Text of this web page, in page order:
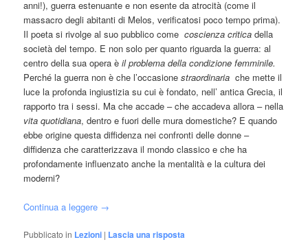
anni!), guerra estenuante e non esente da atrocità (come il
massacro degli abitanti di Melos, verificatosi poco tempo prima).
Il poeta si rivolge al suo pubblico comecoscienza critica della
società del tempo. E non solo per quanto riguarda la guerra: al
centro della sua opera èil problema della condizione femminile.
Perché la guerra non è che l’occasionestraordinaria che mette il
luce la profonda ingiustizia su cui è fondato, nell’ antica Grecia, il
rapporto tra i sessi. Ma che accade – che accadeva allora – nella
vita quotidiana, dentro e fuori delle mura domestiche? E quando
ebbe origine questa diffidenza nei confronti delle donne –
diffidenza che caratterizzava il mondo classico e che ha
profondamente influenzato anche la mentalità e la cultura dei
moderni?
Continua a leggere →
Pubblicato in Lezioni | Lascia una risposta